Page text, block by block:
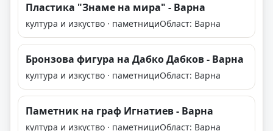
Пластика "Знаме на мира" - Варна
култура и изкуство · паметнициОбласт: Варна
Бронзова фигура на Дабко Дабков - Варна
култура и изкуство · паметнициОбласт: Варна
Паметник на граф Игнатиев - Варна
култура и изкуство · паметнициОбласт: Варна